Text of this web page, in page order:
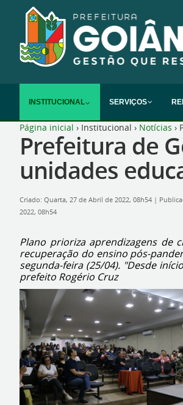
INSTITUCIONAL SERVIÇOS
Página inicial › Institucional › Notícias ›
Prefeitura de
unidades
Criado: Quarta, 27 de Abril de 2022, 08h54 |
2022, 08h54
Plano prioriza aprendizagens de
recuperação do ensino pós-
segunda-feira (25/04). "Desde
prefeito Rogério Cruz